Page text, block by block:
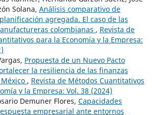
Solana, Análisis comparativo de
agregada. El caso de las
colombianas , Revista de
para la Economía y la Empresa:
Propuesta de un Nuevo Pacto
la resiliencia de las finanzas
, Revista de Métodos Cuantitativos
y la Empresa: Vol. 38 (2024)
Demuner Flores, Capacidades
empresarial ante entornos